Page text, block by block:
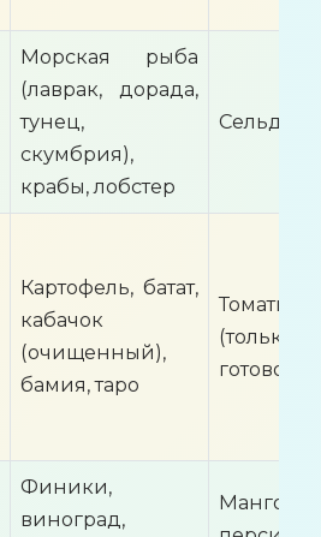
Морская рыба
(лаврак, дорада,
тунец,
скумбрия),
крабы, лобстер
Сельдь
Картофель, батат,
кабачок
(очищенный),
бамия, таро
Томаты
готовом
Финики,
виноград,
Манго,